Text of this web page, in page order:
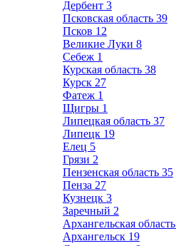
Дербент 3
Псковская область 39
Псков 12
Великие Луки 8
Себеж 1
Курская область 38
Курск 27
Фатеж 1
Щигры 1
Липецкая область 37
Липецк 19
Елец 5
Грязи 2
Пензенская область 35
Пенза 27
Кузнецк 3
Заречный 2
Архангельская область
Архангельск 19